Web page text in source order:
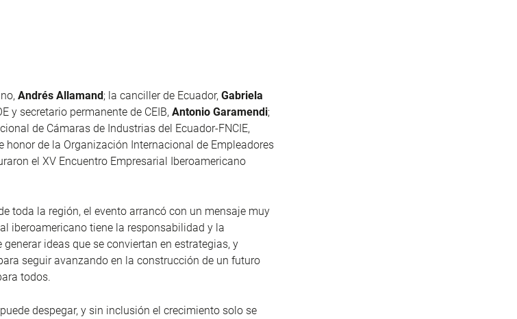
Andrés Allamand; la canciller de Ecuador, Gabriela
y secretario permanente de CEIB, Antonio Garamendi;
de Cámaras de Industrias del Ecuador-FNCIE,
honor de la Organización Internacional de Empleadores
el XV Encuentro Empresarial Iberoamericano
toda la región, el evento arrancó con un mensaje muy
iberoamericano tiene la responsabilidad y la
ideas que se conviertan en estrategias, y
seguir avanzando en la construcción de un futuro
todos.
despegar, y sin inclusión el crecimiento solo se